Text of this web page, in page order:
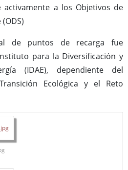
activamente a los Objetivos de
de puntos de recarga fue
para la Diversificación y
(IDAE), dependiente del
Ecológica y el Reto